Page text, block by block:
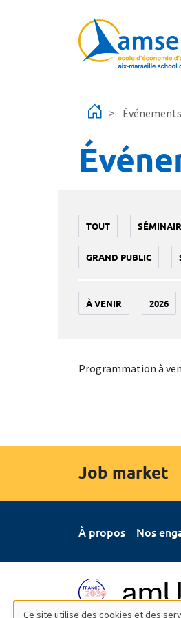
Événements
TOUT
GRAND PUBLIC
À VENIR 2026
Programmation à
Job market
À propos Nos
Ce site utilise des cookies et des